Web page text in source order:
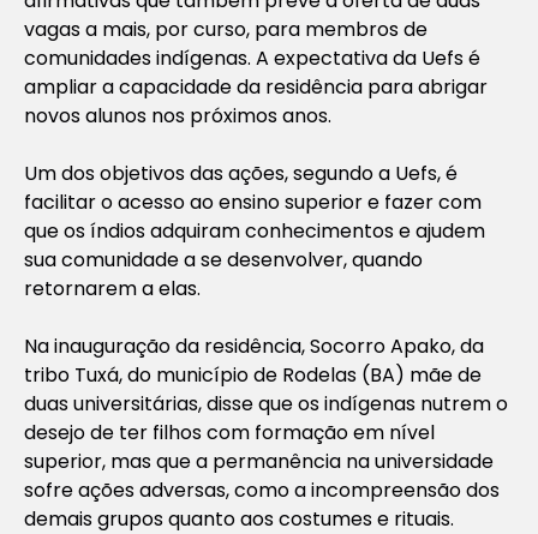
vagas a mais, por curso, para membros de
comunidades indígenas. A expectativa da Uefs é
ampliar a capacidade da residência para abrigar
novos alunos nos próximos anos.
Um dos objetivos das ações, segundo a Uefs, é
facilitar o acesso ao ensino superior e fazer com
que os índios adquiram conhecimentos e ajudem
sua comunidade a se desenvolver, quando
retornarem a elas.
Na inauguração da residência, Socorro Apako, da
tribo Tuxá, do município de Rodelas (BA) mãe de
duas universitárias, disse que os indígenas nutrem o
desejo de ter filhos com formação em nível
superior, mas que a permanência na universidade
sofre ações adversas, como a incompreensão dos
demais grupos quanto aos costumes e rituais.